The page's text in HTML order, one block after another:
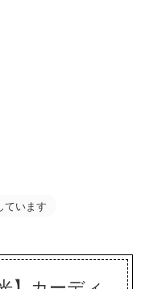
ています